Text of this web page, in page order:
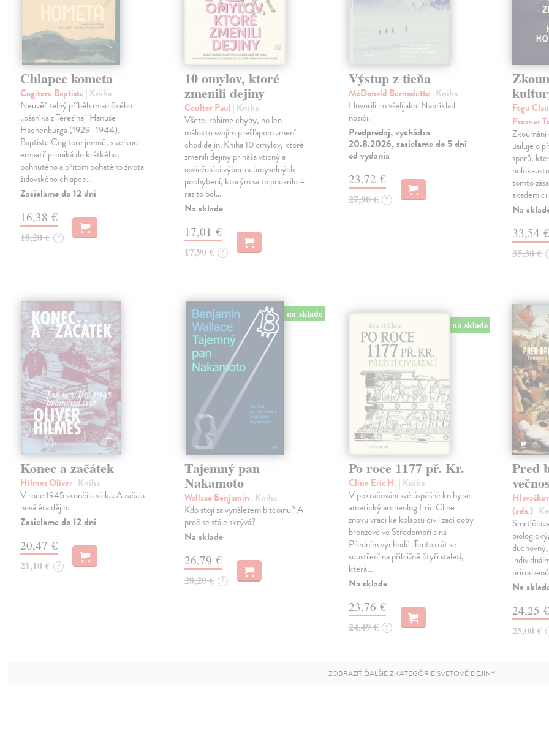
Chlapec kometa
Cogitore Baptiste | Kniha
Neuvěřitelný příběh mladičkého
„básníka z Terezína“ Hanuše
Hachenburga (1929–1944).
Baptiste Cogitore jemně, s velkou
empatií proniká do krátkého,
pohnutého a přitom bohatého života
židovského chlapce…
Zasielame do 12 dní
16,38 €
18,20 € ?
10 omylov, ktoré
zmenili dejiny
Coulter Paul | Kniha
Všetci robíme chyby, no len
málokto svojím prešľapom zmení
chod dejín. Kniha 10 omylov, ktoré
zmenili dejiny prináša vtipný a
osviežujúci výber neúmyselných
pochybení, ktorým sa to podarilo –
raz to bol…
Na sklade
17,01 €
17,90 € ?
Výstup z tieňa
McDonald Bernadette | Kniha
Hovorili im všelijako. Napríklad
nosiči.
Predpredaj, vychádza
20.8.2026, zasielame do 5 dní
od vydania
23,72 €
27,90 € ?
Fogu
Presner
usiluje o
sporů,
tomto
Na
33,54 €
35,30 €
Konec a začátek
Hilmes Oliver| Kniha
V roce 1945 skončila válka. A začala
nová éra dějin.
Zasielame do 12 dní
20,47 €
21,10 € ?
na sklade
Tajemný pan
Nakamoto
Wallace Benjamin | Kniha
Kdo stojí za vynálezem bitcoinu? A
proč se stále skrývá?
Na sklade
26,79 €
28,20 € ?
na sklade
Po roce 1177 př. Kr.
Cline Eric H. | Kniha
V pokračování své úspěšné knihy se
americký archeolog Eric Cline
znovu vrací ke kolapsu civilizací doby
bronzové ve Středomoří a na
Předním východě. Tentokrát se
soustředí na přibližně čtyři staletí,
která…
Na sklade
23,76 €
24,49 € ?
Pred
(eds.)|
Smrť
Na
24,25 €
25,00 €
ZOBRAZIŤ ĎALŠIE Z KATEGÓRIE SVETOVÉ DEJINY